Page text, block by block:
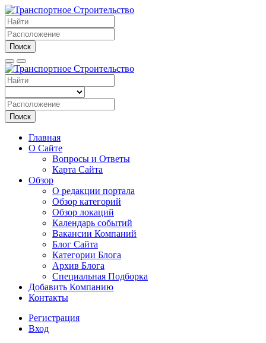
Поиск
Поиск
Главная
О Сайте
Вопросы и Ответы
Карта Сайта
Обзор
О редакции портала
Обзор категорий
Обзор локаций
Календарь событий
Вакансии Компаний
Блог Сайта
Категории Блога
Архив Блога
Специальная Подборка
Добавить Компанию
Контакты
Регистрация
Вход